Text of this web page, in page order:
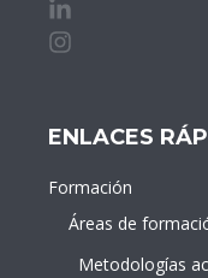
ENLACES
Formación
Áreas de
Metodologías